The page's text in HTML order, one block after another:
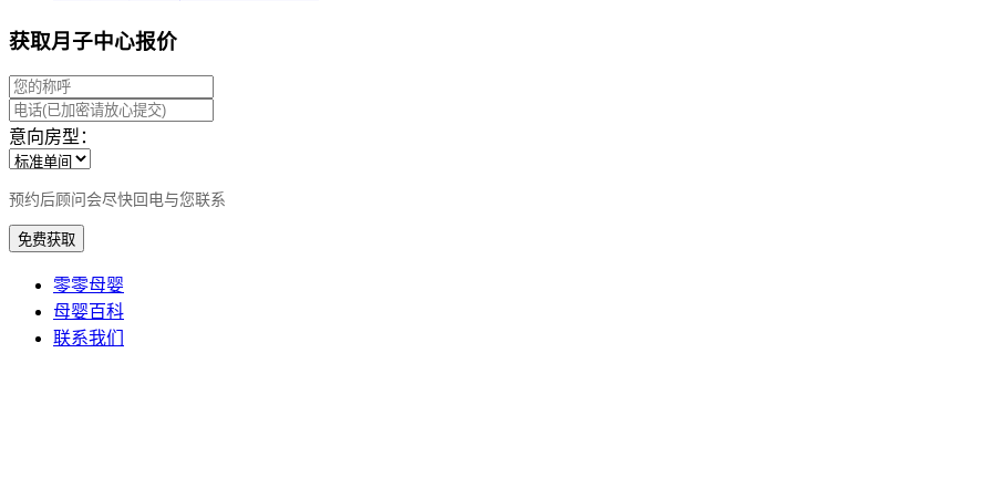
获取月子中心报价
意向房型：
预约后顾问会尽快回电与您联系
免费获取
零零母婴
母婴百科
联系我们